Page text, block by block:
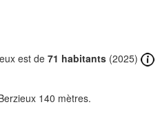
est de 71 habitants (2025)
140 mètres.